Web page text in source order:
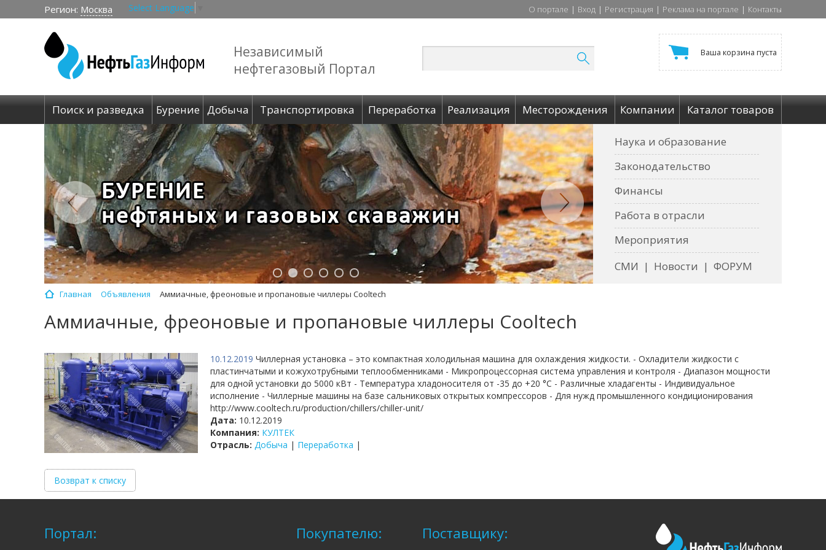
Регион: Москва Select Language О портале | Вход | Регистрация | Реклама на портале | Контакты
Независимый
нефтегазовый Портал
Ваша корзина пуста
Поиск и разведка Бурение Добыча Транспортировка Переработка Реализация Месторождения Компании Каталог товаров
Наука и образование
Законодательство
Финансы
Работа в отрасли
Мероприятия
СМИ | Новости | ФОРУМ
Главная Объявления Аммиачные, фреоновые и пропановые чиллеры Cooltech
Аммиачные, фреоновые и пропановые чиллеры Cooltech
10.12.2019 Чиллерная установка – это компактная холодильная машина для охлаждения жидкости. - Охладители жидкости с
пластинчатыми и кожухотрубными теплообменниками - Микропроцессорная система управления и контроля - Диапазон мощности
для одной установки до 5000 кВт - Температура хладоносителя от -35 до +20 °С - Различные хладагенты - Индивидуальное
исполнение - Чиллерные машины на базе сальниковых открытых компрессоров - Для нужд промышленного кондиционирования
http://www.cooltech.ru/production/chillers/chiller-unit/
Дата: 10.12.2019
Компания: КУЛТЕК
Отрасль: Добыча | Переработка |
Возврат к списку
Портал: Покупателю: Поставщику: